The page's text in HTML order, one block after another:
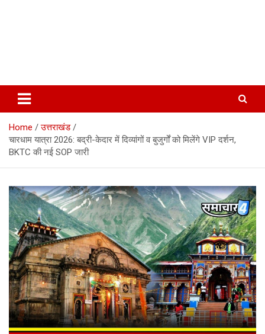
Home
उत्तराखंड
चारधाम यात्रा 2026: बद्री-केदार में दिव्यांगों व बुजुर्गों को मिलेंगे VIP दर्शन,
BKTC की नई SOP जारी